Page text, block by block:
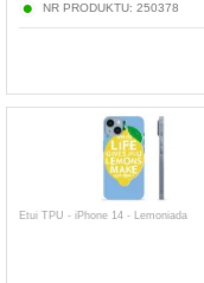
NR PRODUKTU: 250378
Etui TPU - iPhone 14 - Lemoniada